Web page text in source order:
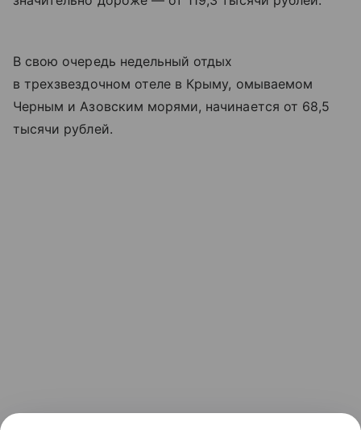
В свою очередь недельный отдых
в трехзвездочном отеле в Крыму, омываемом
Черным и Азовским морями, начинается от 68,5
тысячи рублей.